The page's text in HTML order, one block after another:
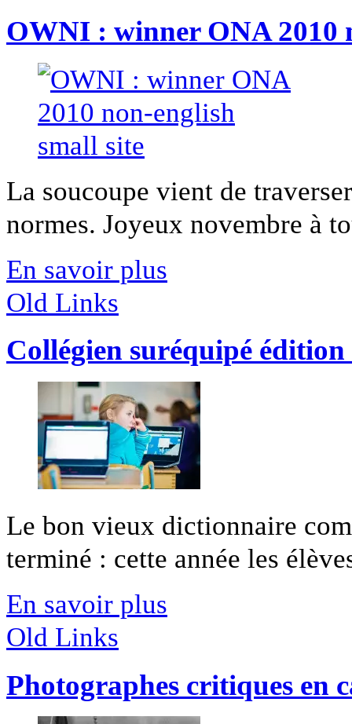
OWNI : winner ONA 2010
La soucoupe vient de
normes. Joyeux novembre à
En savoir plus
Old Links
Collégien suréquipé
Le bon vieux dictionnaire
terminé : cette année les
En savoir plus
Old Links
Photographes critiques en